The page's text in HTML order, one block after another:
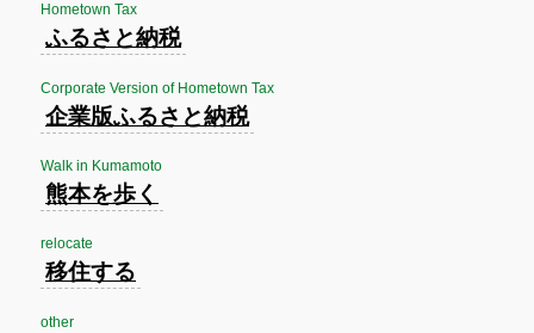
Hometown Tax
ふるさと納税
Corporate Version of Hometown Tax
企業版ふるさと納税
Walk in Kumamoto
熊本を歩く
relocate
移住する
other